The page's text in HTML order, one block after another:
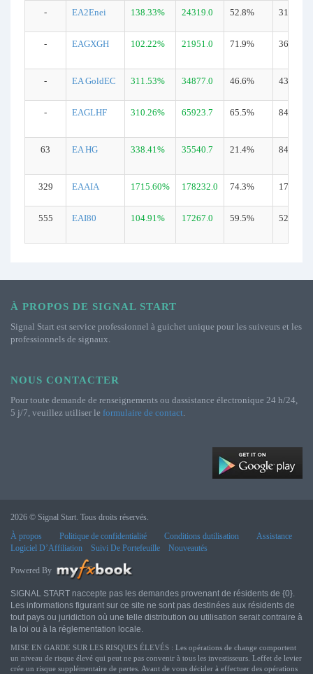
- EA2Enei 138.33% 24319.0 52.8% 315
- EAGXGH 102.22% 21951.0 71.9% 361
- EA GoldEC 311.53% 34877.0 46.6% 437
- EAGLHF 310.26% 65923.7 65.5% 842
63 EA HG 338.41% 35540.7 21.4% 840
329 EAAIA 1715.60% 178232.0 74.3% 1731
555 EAI80 104.91% 17267.0 59.5% 520
À PROPOS DE SIGNAL START
Signal Start est service professionnel à guichet unique pour les suiveurs et les
professionnels de signaux.
NOUS CONTACTER
Pour toute demande de renseignements ou dassistance électronique 24 h/24,
5 j/7, veuillez utiliser le formulaire de contact.
2026 © Signal Start. Tous droits réservés.
À propos
Politique de confidentialité Conditions dutilisation
Assistance
Logiciel D’Affiliation
Suivi De Portefeuille Nouveautés
Powered By
SIGNAL START naccepte pas les demandes provenant de résidents de {0}.
Les informations figurant sur ce site ne sont pas destinées aux résidents de
tout pays ou juridiction où une telle distribution ou utilisation serait contraire à
la loi ou à la réglementation locale.
MISE EN GARDE SUR LES RISQUES ÉLEVÉS : Les opérations de change comportent
un niveau de risque élevé qui peut ne pas convenir à tous les investisseurs. Leffet de levier
crée un risque supplémentaire de pertes. Avant de vous décider à effectuer des opérations